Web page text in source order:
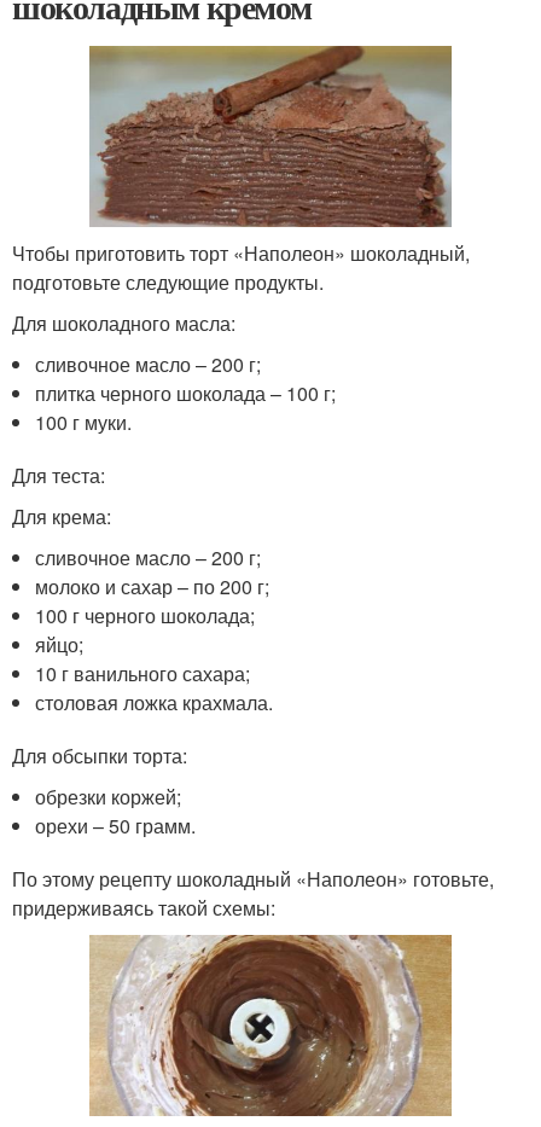
Чтобы приготовить торт «Наполеон» шоколадный,
подготовьте следующие продукты.
Для шоколадного масла:
сливочное масло – 200 г;
плитка черного шоколада – 100 г;
100 г муки.
Для теста:
Для крема:
сливочное масло – 200 г;
молоко и сахар – по 200 г;
100 г черного шоколада;
яйцо;
10 г ванильного сахара;
столовая ложка крахмала.
Для обсыпки торта:
обрезки коржей;
орехи – 50 грамм.
По этому рецепту шоколадный «Наполеон» готовьте,
придерживаясь такой схемы: